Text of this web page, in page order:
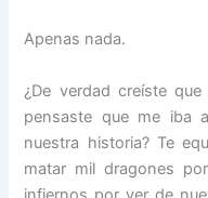
Apenas nada.
¿De verdad creíste
pensaste que me iba
nuestra historia? Te
matar mil dragones